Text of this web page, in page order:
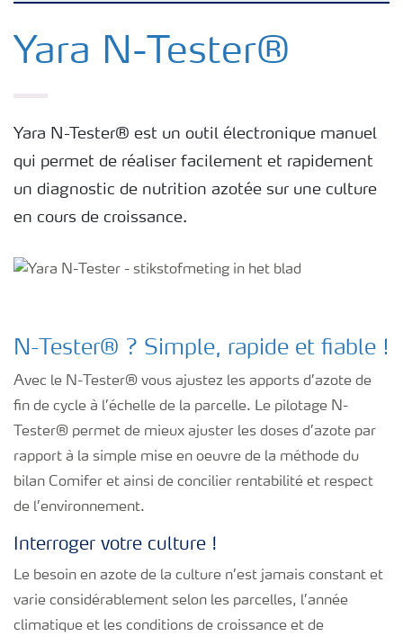
Nutrition des cultures
Cultivez l'avenir
Yara Newsletters
Yara N-Tester®
Yara N-Tester® est un outil électronique manuel
qui permet de réaliser facilement et rapidement
un diagnostic de nutrition azotée sur une culture
en cours de croissance.
N-Tester® ? Simple, rapide et fiable !
Avec le N-Tester® vous ajustez les apports d’azote de
fin de cycle à l’échelle de la parcelle. Le pilotage N-
Tester® permet de mieux ajuster les doses d’azote par
rapport à la simple mise en oeuvre de la méthode du
bilan Comifer et ainsi de concilier rentabilité et respect
de l’environnement.
Interroger votre culture !
Le besoin en azote de la culture n’est jamais constant et
varie considérablement selon les parcelles, l’année
climatique et les conditions de croissance et de